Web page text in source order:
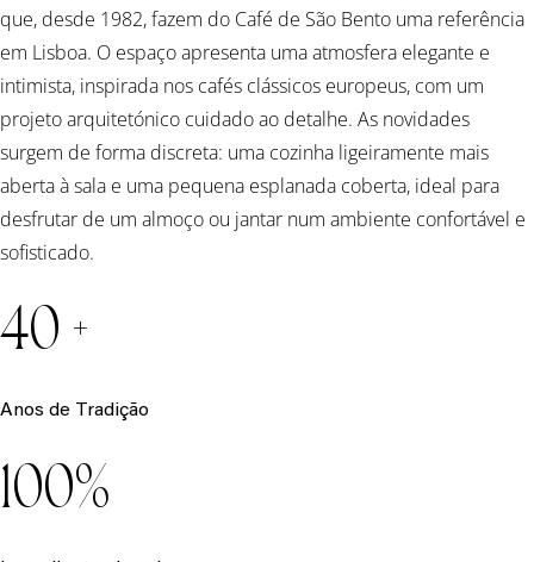
que, desde 1982, fazem do Café de São Bento uma referência
em Lisboa. O espaço apresenta uma atmosfera elegante e
intimista, inspirada nos cafés clássicos europeus, com um
projeto arquitetónico cuidado ao detalhe. As novidades
surgem de forma discreta: uma cozinha ligeiramente mais
aberta à sala e uma pequena esplanada coberta, ideal para
desfrutar de um almoço ou jantar num ambiente confortável e
sofisticado.
40 +
Anos de Tradição
100%